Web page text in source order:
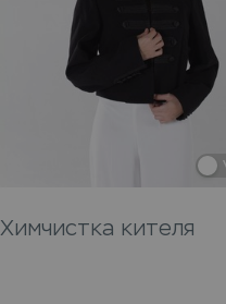
Химчистка кителя